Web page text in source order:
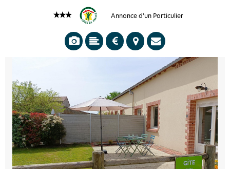
Annonce d'un Particulier